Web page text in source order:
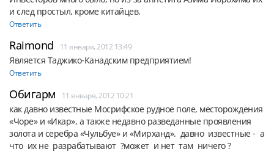
и след простыл, кроме китайцев.
Ответить
Raimond 11 января, 2012 13:49
Является Таджико-Канадским предприятием!
Ответить
Обигарм 11 января, 2012 10:21
как давно известные Мосрифское рудное поле, месторождения
«Чоре» и «Икар», а также недавно разведанные проявления
золота и серебра «Чульбуе» и «Мирханд».  давно  известные -  а
что  их не  разрабатывают  ?может  и нет  там  ничего ?